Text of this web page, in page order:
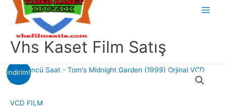
Vhs Kaset Film Satış
indirim!
VCD FILM